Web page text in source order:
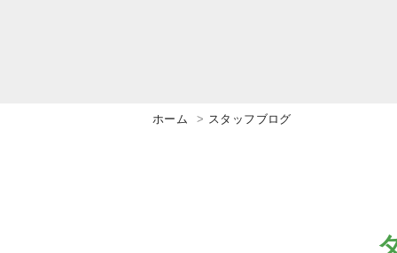
ホーム スタッフブログ